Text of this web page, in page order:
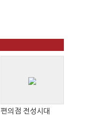
편의점 전성시대